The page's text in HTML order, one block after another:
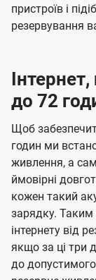
пристроїв і
резервування
до 72
Щоб
годин ми
живлення, а
ймовірні
кожен такий
зарядку.
інтернету від
якщо за ці три
до